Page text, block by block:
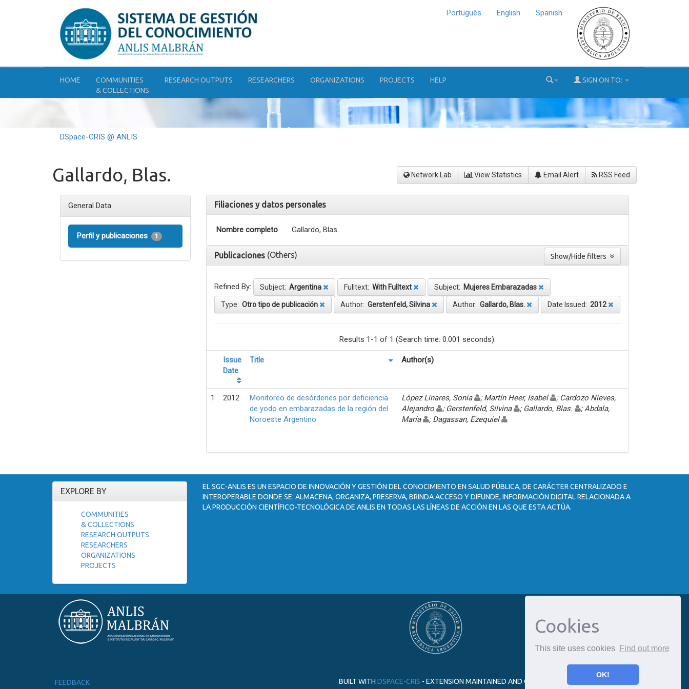
Cookies
This site uses cookies Find out more
OK!
Português English Spanish
HOME
COMMUNITIES
& COLLECTIONS
RESEARCH OUTPUTS RESEARCHERS ORGANIZATIONS PROJECTS HELP SIGN ON TO:
DSpace-CRIS @ ANLIS
Gallardo, Blas. Network Lab View Statistics Email Alert RSS Feed
General Data
Perfil y publicaciones 1
Filiaciones y datos personales
Nombre completo Gallardo, Blas.
Publicaciones (Others)
Refined By: Subject: Argentina Fulltext: With Fulltext Subject: Mujeres Embarazadas
Type: Otro tipo de publicación Author: Gerstenfeld, Silvina Author: Gallardo, Blas. Date Issued: 2012
Results 1-1 of 1 (Search time: 0.001 seconds).
Issue
Date
Title Author(s)
1 2012
Monitoreo de desórdenes por deficiencia
de yodo en embarazadas de la región del
Noroeste Argentino
López Linares, Sonia ; Martín Heer, Isabel
; Cardozo Nieves,
Alejandro
; Gerstenfeld, Silvina ; Gallardo, Blas.
; Abdala,
María
; Dagassan, Ezequiel
EXPLORE BY
COMMUNITIES
& COLLECTIONS
RESEARCH OUTPUTS
RESEARCHERS
ORGANIZATIONS
PROJECTS
EL SGC-ANLIS ES UN ESPACIO DE INNOVACIÓN Y GESTIÓN DEL CONOCIMIENTO EN SALUD PÚBLICA, DE CARÁCTER CENTRALIZADO E
INTEROPERABLE DONDE SE: ALMACENA, ORGANIZA, PRESERVA, BRINDA ACCESO Y DIFUNDE, INFORMACIÓN DIGITAL RELACIONADA A
LA PRODUCCIÓN CIENTÍFICO-TECNOLÓGICA DE ANLIS EN TODAS LAS LÍNEAS DE ACCIÓN EN LAS QUE ESTA ACTÚA.
FEEDBACK BUILT WITH DSPACE-CRIS - EXTENSION MAINTAINED AND OPTIMIZED BY